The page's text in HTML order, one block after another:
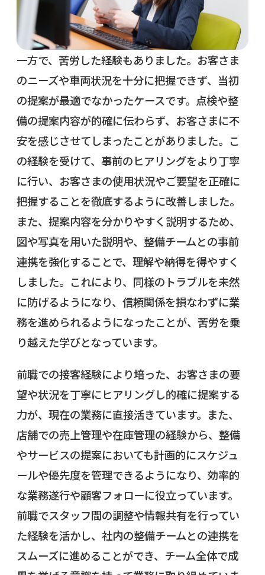
一方で、苦労した経験もありました。お客さま
のニーズや車両状況を十分に把握できず、当初
の提案が最適でなかったケースです。点検や整
備の提案内容が的確に伝わらず、お客さまに不
安を感じさせてしまったことがありました。こ
の経験を受けて、事前のヒアリングをより丁寧
に行い、お客さまの使用状況やご要望を正確に
把握することを徹底するように改善しました。
また、提案内容を分かりやすく説明するため、
図や写真を用いた説明や、整備チームとの事前
連携を強化することで、理解や納得を得やすく
しました。これにより、同様のトラブルを未然
に防げるようになり、信頼関係を損なわずに業
務を進められるようになったことが、苦労を乗
り越えた学びとなっています。
前職での接客経験により培った、お客さまの要
望や状況を丁寧にヒアリングし的確に提案する
力が、現在の業務に直接活きています。また、
店舗での売上管理や在庫管理の経験から、整備
やサービスの提案においても計画的にスケジュ
ールや優先度を管理できるようになり、効率的
な業務遂行や顧客フォローに役立っています。
前職でスタッフ間の調整や情報共有を行ってい
た経験を活かし、社内の整備チームとの連携を
スムーズに進めることができ、チーム全体で成